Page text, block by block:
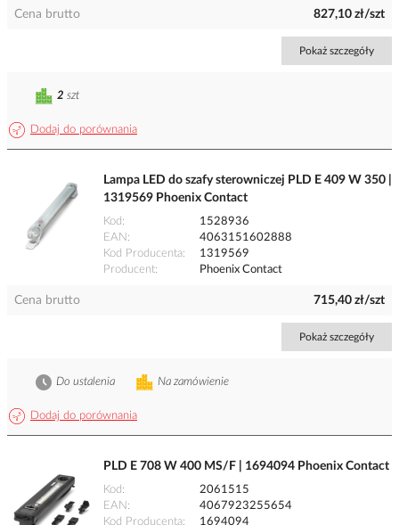
Cena brutto 827,10 zł/szt
Pokaż szczegóły
Dodaj do porównania
2 szt
Lampa LED do szafy sterowniczej PLD E 409 W 350 |
1319569 Phoenix Contact
Kod
1528936
EAN
4063151602888
Kod Producenta
1319569
Producent
Phoenix Contact
Cena brutto 715,40 zł/szt
Pokaż szczegóły
Dodaj do porównania
Na zamówienie
Do ustalenia
PLD E 708 W 400 MS/F | 1694094 Phoenix Contact
Kod
2061515
EAN
4067923255654
Kod Producenta
1694094